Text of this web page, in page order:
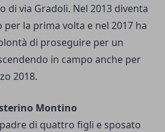
di via Gradoli. Nel 2013 diventa
per la prima volta e nel 2017 ha
di proseguire per un
in campo anche per
2018.
Montino
di quattro figli e sposato